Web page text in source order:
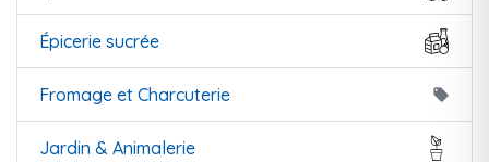
Épicerie sucrée
Fromage et Charcuterie local_offer
Jardin & Animalerie